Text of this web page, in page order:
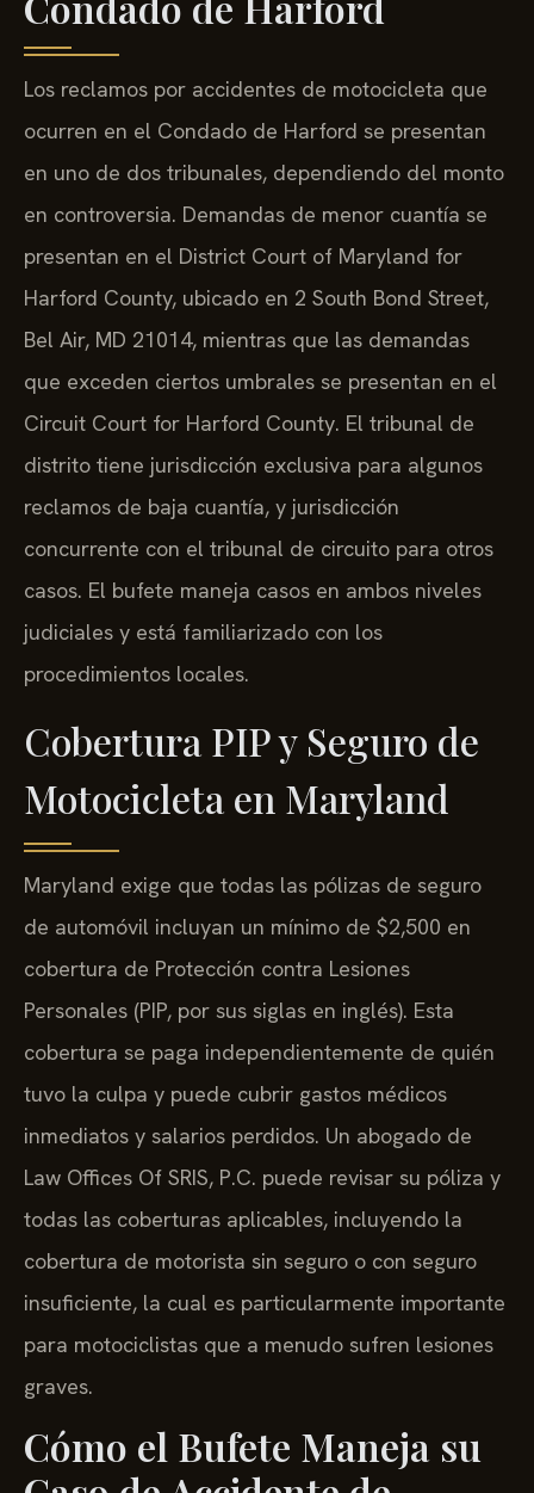
Los reclamos por accidentes de motocicleta que
ocurren en el Condado de Harford se presentan
en uno de dos tribunales, dependiendo del monto
en controversia. Demandas de menor cuantía se
presentan en el District Court of Maryland for
Harford County, ubicado en 2 South Bond Street,
Bel Air, MD 21014, mientras que las demandas
que exceden ciertos umbrales se presentan en el
Circuit Court for Harford County. El tribunal de
distrito tiene jurisdicción exclusiva para algunos
reclamos de baja cuantía, y jurisdicción
concurrente con el tribunal de circuito para otros
casos. El bufete maneja casos en ambos niveles
judiciales y está familiarizado con los
procedimientos locales.
Cobertura PIP y Seguro de
Motocicleta en Maryland
Maryland exige que todas las pólizas de seguro
de automóvil incluyan un mínimo de $2,500 en
cobertura de Protección contra Lesiones
Personales (PIP, por sus siglas en inglés). Esta
cobertura se paga independientemente de quién
tuvo la culpa y puede cubrir gastos médicos
inmediatos y salarios perdidos. Un abogado de
Law Offices Of SRIS, P.C. puede revisar su póliza y
todas las coberturas aplicables, incluyendo la
cobertura de motorista sin seguro o con seguro
insuficiente, la cual es particularmente importante
para motociclistas que a menudo sufren lesiones
graves.
Cómo el Bufete Maneja su